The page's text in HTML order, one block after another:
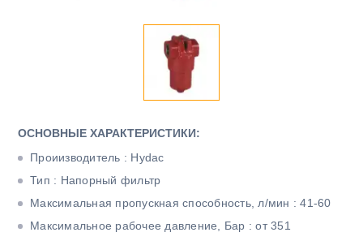
ОСНОВНЫЕ ХАРАКТЕРИСТИКИ:
Проиизводитель : Hydac
Тип : Напорный фильтр
Максимальная пропускная способность, л/мин : 41-60
Максимальное рабочее давление, Бар : от 351